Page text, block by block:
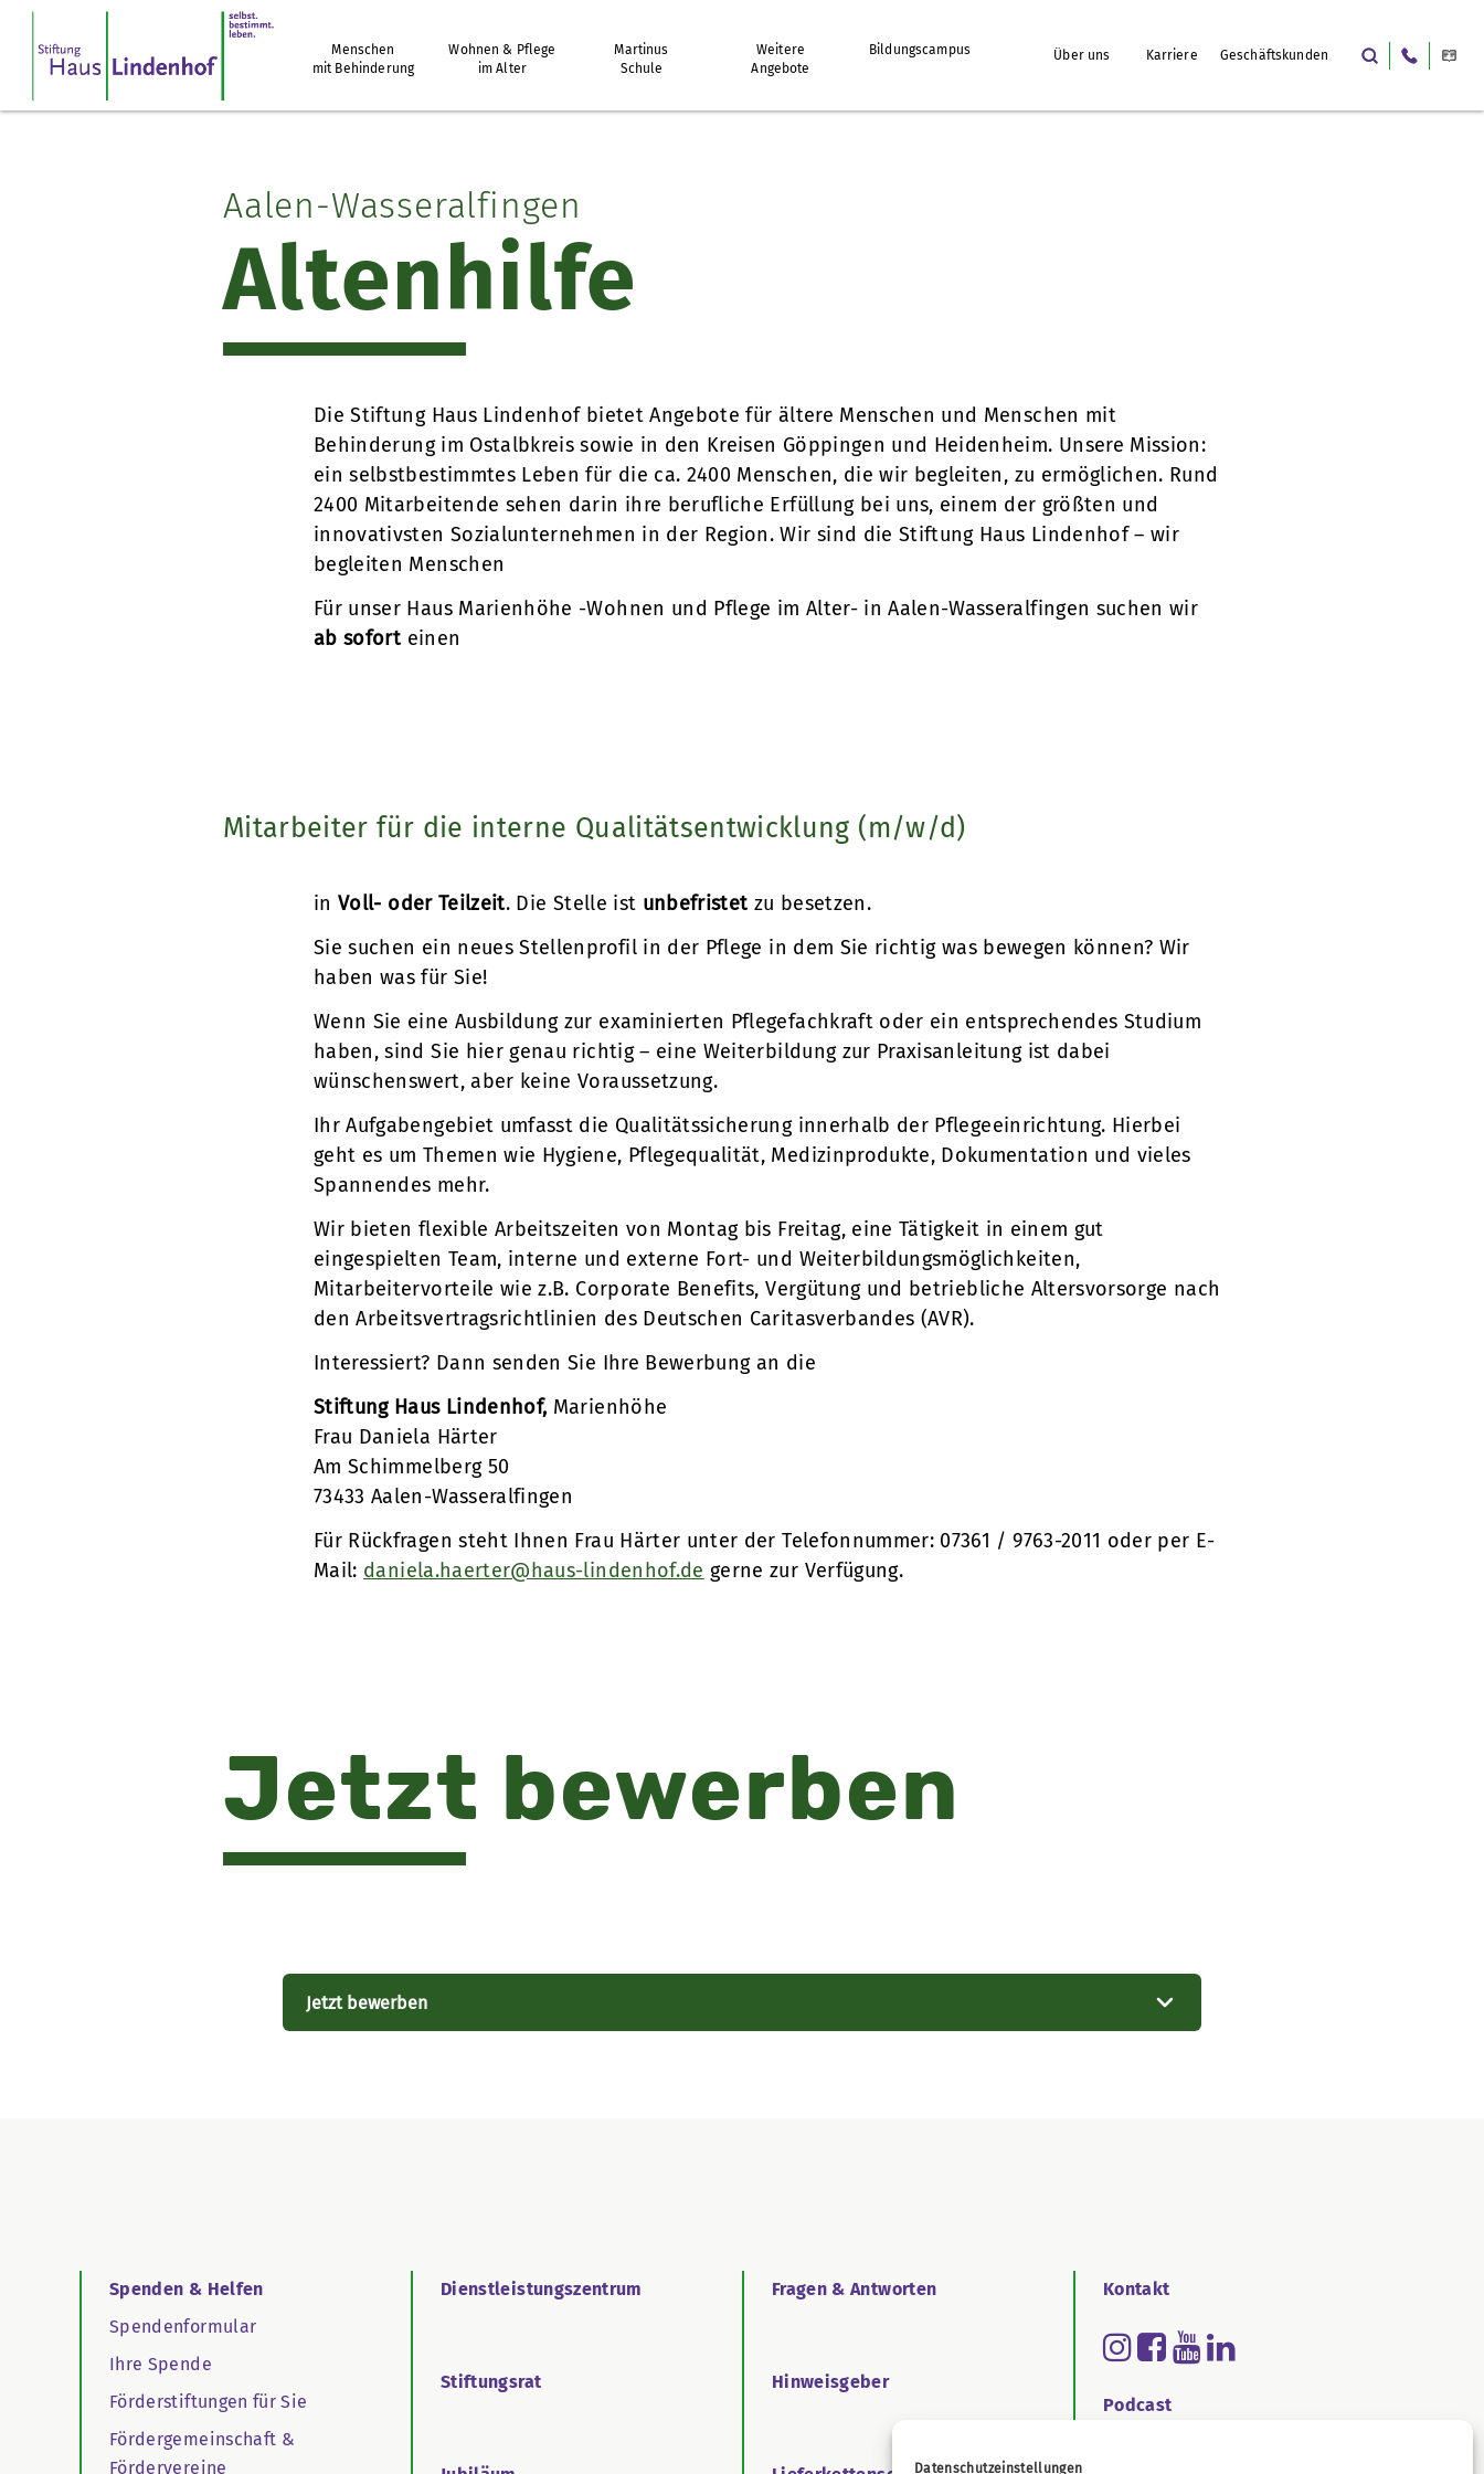
Datenschutzeinstellungen
Menschen
mit Behinderung
Wohnen & Pflege
im Alter
Martinus
Schule
Weitere
Angebote
Bildungscampus Über uns Karriere Geschäftskunden
Aalen-Wasseralfingen
Altenhilfe
Die Stiftung Haus Lindenhof bietet Angebote für ältere Menschen und Menschen mit
Behinderung im Ostalbkreis sowie in den Kreisen Göppingen und Heidenheim. Unsere Mission:
ein selbstbestimmtes Leben für die ca. 2400 Menschen, die wir begleiten, zu ermöglichen. Rund
2400 Mitarbeitende sehen darin ihre berufliche Erfüllung bei uns, einem der größten und
innovativsten Sozialunternehmen in der Region. Wir sind die Stiftung Haus Lindenhof – wir
begleiten Menschen
Für unser Haus Marienhöhe -Wohnen und Pflege im Alter- in Aalen-Wasseralfingen suchen wir
ab sofort einen
Mitarbeiter für die interne Qualitätsentwicklung (m/w/d)
inVoll- oder Teilzeit. Die Stelle ist unbefristet zu besetzen.
Sie suchen ein neues Stellenprofil in der Pflege in dem Sie richtig was bewegen können? Wir
haben was für Sie!
Wenn Sie eine Ausbildung zur examinierten Pflegefachkraft oder ein entsprechendes Studium
haben, sind Sie hier genau richtig – eine Weiterbildung zur Praxisanleitung ist dabei
wünschenswert, aber keine Voraussetzung.
Ihr Aufgabengebiet umfasst die Qualitätssicherung innerhalb der Pflegeeinrichtung. Hierbei
geht es um Themen wie Hygiene, Pflegequalität, Medizinprodukte, Dokumentation und vieles
Spannendes mehr.
Wir bieten flexible Arbeitszeiten von Montag bis Freitag, eine Tätigkeit in einem gut
eingespielten Team, interne und externe Fort- und Weiterbildungsmöglichkeiten,
Mitarbeitervorteile wie z.B. Corporate Benefits, Vergütung und betriebliche Altersvorsorge nach
den Arbeitsvertragsrichtlinien des Deutschen Caritasverbandes (AVR).
Interessiert? Dann senden Sie Ihre Bewerbung an die
Stiftung Haus Lindenhof, Marienhöhe
Frau Daniela Härter
Am Schimmelberg 50
73433 Aalen-Wasseralfingen
Für Rückfragen steht Ihnen Frau Härter unter der Telefonnummer: 07361 / 9763-2011 oder per E-
Mail: daniela.haerter@haus-lindenhof.de gerne zur Verfügung.
Jetzt bewerben
Jetzt bewerben
Spenden & Helfen
Spendenformular
Ihre Spende
Förderstiftungen für Sie
Fördergemeinschaft &
Fördervereine
Dienstleistungszentrum
Stiftungsrat
Fragen & Antworten
Hinweisgeber
Kontakt
Podcast